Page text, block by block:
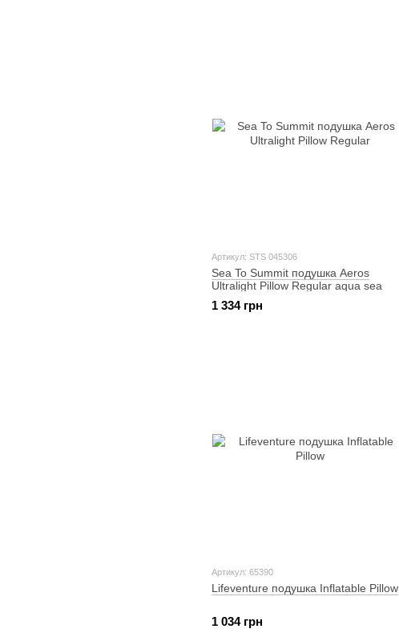
Артикул: STS 045306
Sea To Summit подушка Aeros
Ultralight Pillow Regular aqua sea
1 334 грн
Артикул: 65390
Lifeventure подушка Inflatable Pillow
1 034 грн